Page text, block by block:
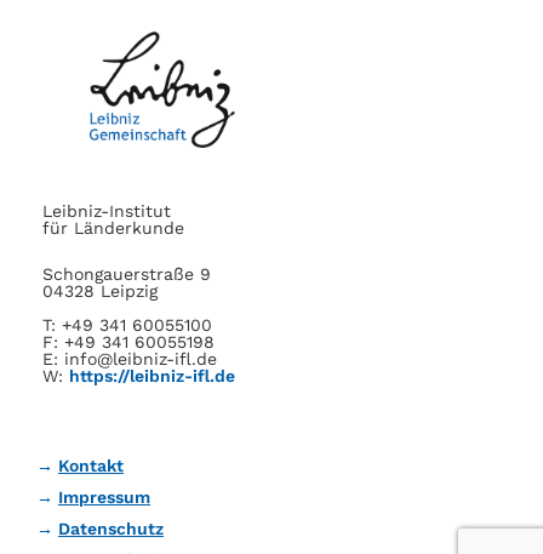
Leibniz-Institut
für Länderkunde
Schongauerstraße 9
04328 Leipzig
T: +49 341 60055100
F: +49 341 60055198
E: info@leibniz-ifl.de
W: https://leibniz-ifl.de
Kontakt
Impressum
Datenschutz